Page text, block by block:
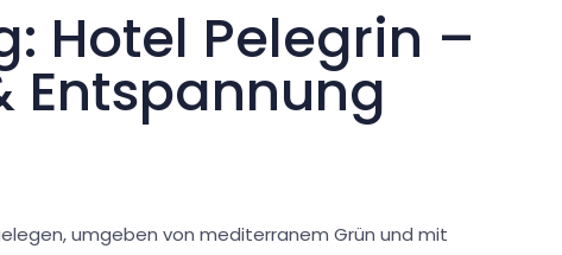
Hotel Pelegrin –
Entspannung
umgeben von mediterranem Grün und mit